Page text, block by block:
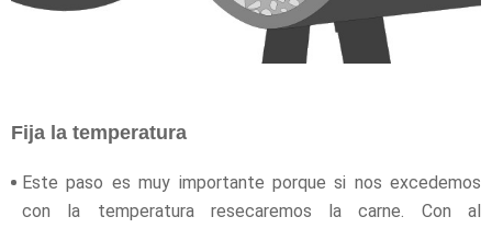
Fija la temperatura
Este paso es muy importante porque si nos excedemos
con la temperatura resecaremos la carne. Con al